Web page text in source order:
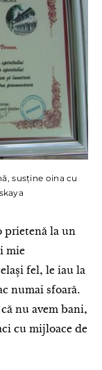
susține oina cu
prietenă la un
mie
fel, le iau la
numai sfoară.
nu avem bani,
cu mijloace de